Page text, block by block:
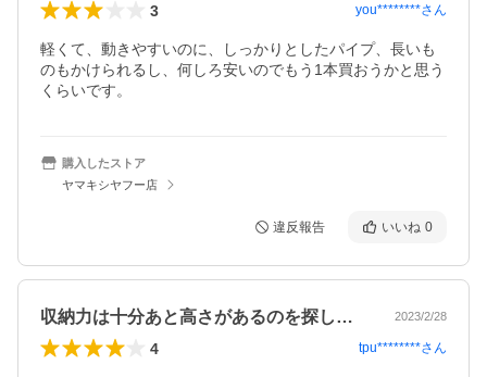
3 you********さん
軽くて、動きやすいのに、しっかりとしたパイプ、長いも
のもかけられるし、何しろ安いのでもう1本買おうかと思う
くらいです。
購入したストア
ヤマキシヤフー店
違反報告 いいね 0
収納力は十分あと高さがあるのを探してい… 2023/2/28
4 tpu********さん